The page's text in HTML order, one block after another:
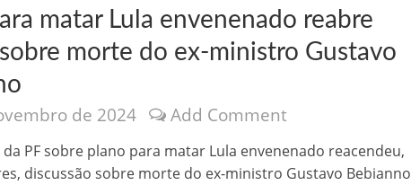
matar Lula envenenado reabre
morte do ex-ministro Gustavo
de 2024 Add Comment
PF sobre plano para matar Lula envenenado reacendeu,
discussão sobre morte do ex-ministro Gustavo Bebianno